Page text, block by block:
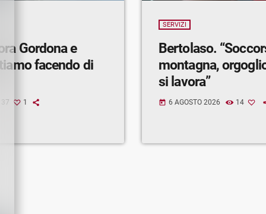
Gordona e
facendo di
37 1
SERVIZI
Bertolaso.
montagna,
si lavora”
today 6 AGOSTO 2026 14